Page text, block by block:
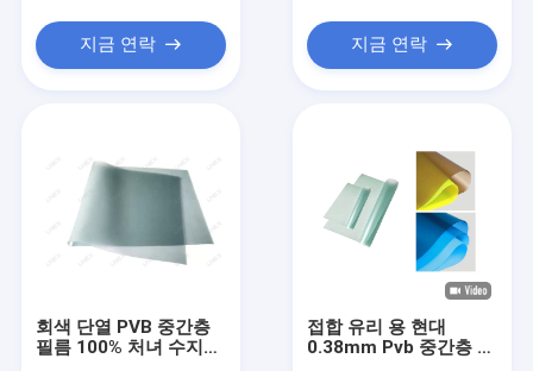
지금 연락 지금 연락
회색 단열 PVB 중간층
필름 100% 처녀 수지
접합 유리 용 현대
0.38mm Pvb 중간층 필